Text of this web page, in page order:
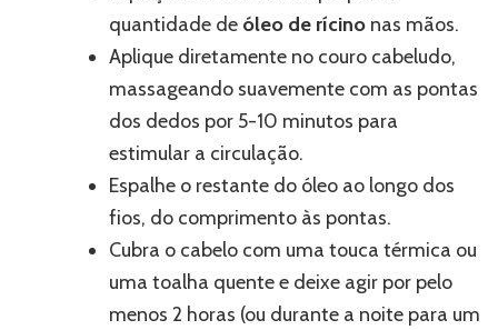
quantidade de óleo de rícino nas mãos.
Aplique diretamente no couro cabeludo,
massageando suavemente com as pontas
dos dedos por 5-10 minutos para
estimular a circulação.
Espalhe o restante do óleo ao longo dos
fios, do comprimento às pontas.
Cubra o cabelo com uma touca térmica ou
uma toalha quente e deixe agir por pelo
menos 2 horas (ou durante a noite para um